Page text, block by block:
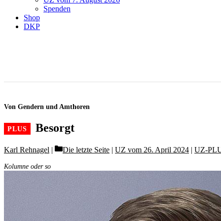
Spenden
Shop
DKP
Von Gendern und Amthoren
Besorgt
Karl Rehnagel Categories
Die letzte Seite | UZ vom 26. April 2024 | UZ-
Kolumne oder so